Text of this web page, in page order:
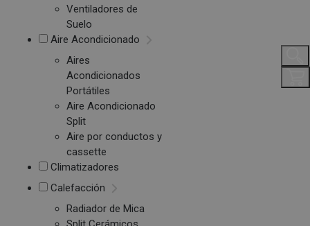
Ventiladores de
Suelo
Aire Acondicionado
Aires
Acondicionados
Portátiles
Aire Acondicionado
Split
Aire por conductos y
cassette
Climatizadores
Calefacción
Radiador de Mica